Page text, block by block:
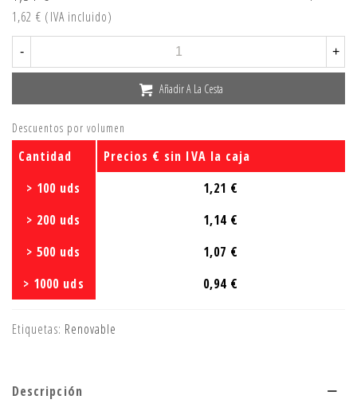
1,62 € (IVA incluido)
- +
Añadir A La Cesta
Descuentos por volumen
Cantidad
Precios € sin IVA la caja
> 100 uds
1,21 €
> 200 uds
1,14 €
> 500 uds
1,07 €
> 1000 uds
0,94 €
Etiquetas: Renovable
Descripción